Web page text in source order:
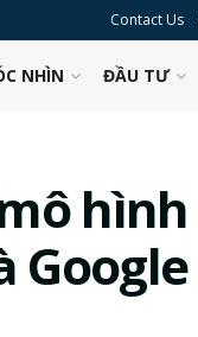
Contact Us
NHÌN ĐẦU TƯ
hình
Google